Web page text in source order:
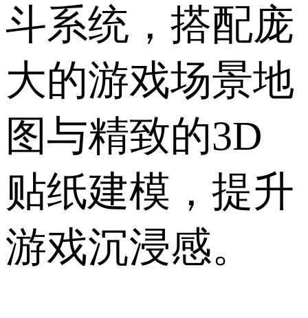
斗系统，搭配庞
大的游戏场景地
图与精致的3D
贴纸建模，提升
游戏沉浸感。